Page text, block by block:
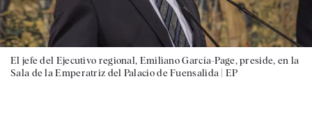
El jefe del Ejecutivo regional, Emiliano García-Page, preside, en la
Sala de la Emperatriz del Palacio de Fuensalida | EP